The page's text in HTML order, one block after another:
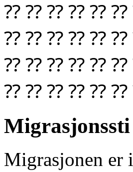
⁇ ⁇ ⁇ ⁇ ⁇ ⁇
⁇ ⁇ ⁇ ⁇ ⁇ ⁇
⁇ ⁇ ⁇ ⁇ ⁇ ⁇
⁇ ⁇ ⁇ ⁇ ⁇ ⁇
Migrasjonen er